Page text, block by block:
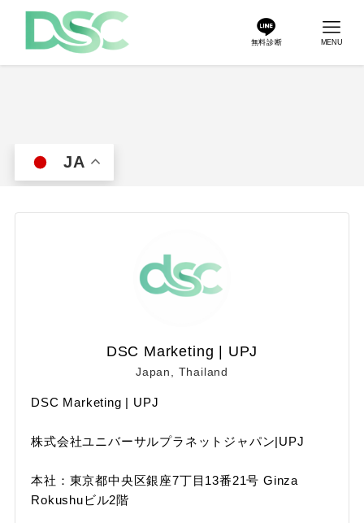
無料診断 MENU
JA
DSC Marketing | UPJ
Japan, Thailand
DSC Marketing | UPJ
株式会社ユニバーサルプラネットジャパン|UPJ
本社：東京都中央区銀座7丁目13番21号 Ginza
Rokushuビル2階